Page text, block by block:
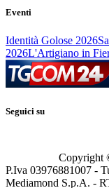
Eventi
Identità Golose 2026
2026L'Artigiano in
Seguici su
Copyright
P.Iva 03976881007 -
Mediamond S.p.A. -